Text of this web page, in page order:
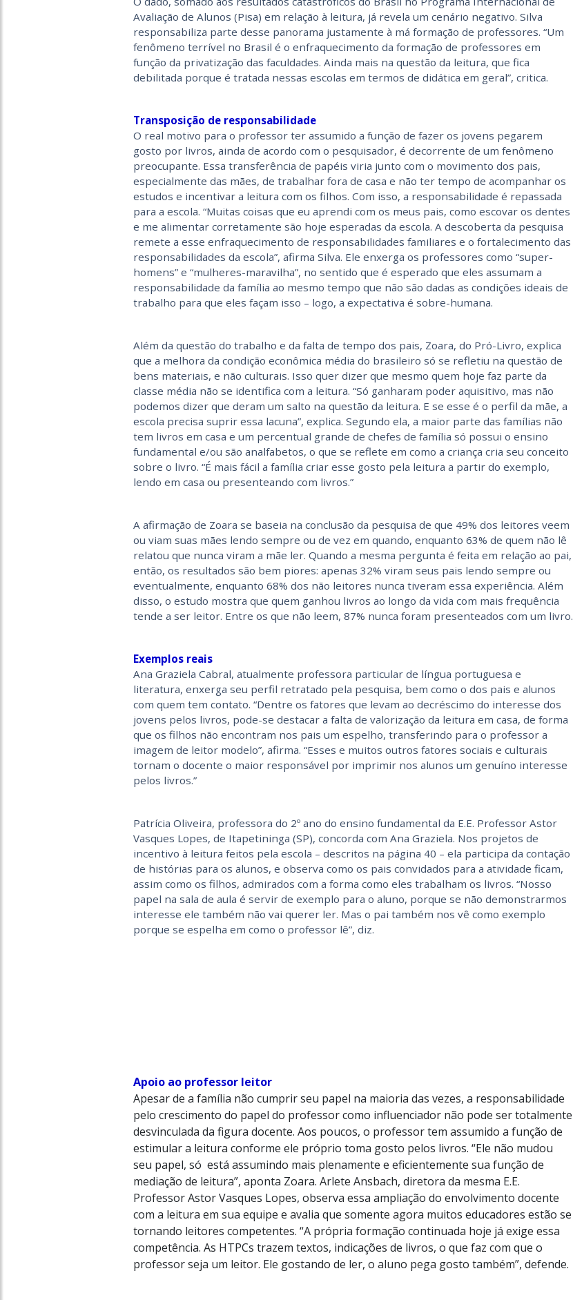
Avaliação de Alunos (Pisa) em relação à leitura, já revela um cenário negativo. Silva
responsabiliza parte desse panorama justamente à má formação de professores. “Um
fenômeno terrível no Brasil é o enfraquecimento da formação de professores em
função da privatização das faculdades. Ainda mais na questão da leitura, que fica
debilitada porque é tratada nessas escolas em termos de didática em geral”, critica.
Transposição de responsabilidade
O real motivo para o professor ter assumido a função de fazer os jovens pegarem
gosto por livros, ainda de acordo com o pesquisador, é decorrente de um fenômeno
preocupante. Essa transferência de papéis viria junto com o movimento dos pais,
especialmente das mães, de trabalhar fora de casa e não ter tempo de acompanhar os
estudos e incentivar a leitura com os filhos. Com isso, a responsabilidade é repassada
para a escola. “Muitas coisas que eu aprendi com os meus pais, como escovar os dentes
e me alimentar corretamente são hoje esperadas da escola. A descoberta da pesquisa
remete a esse enfraquecimento de responsabilidades familiares e o fortalecimento das
responsabilidades da escola”, afirma Silva. Ele enxerga os professores como “super-
homens” e “mulheres-maravilha”, no sentido que é esperado que eles assumam a
responsabilidade da família ao mesmo tempo que não são dadas as condições ideais de
trabalho para que eles façam isso – logo, a expectativa é sobre-humana.
Além da questão do trabalho e da falta de tempo dos pais, Zoara, do Pró-Livro, explica
que a melhora da condição econômica média do brasileiro só se refletiu na questão de
bens materiais, e não culturais. Isso quer dizer que mesmo quem hoje faz parte da
classe média não se identifica com a leitura. “Só ganharam poder aquisitivo, mas não
podemos dizer que deram um salto na questão da leitura. E se esse é o perfil da mãe, a
escola precisa suprir essa lacuna”, explica. Segundo ela, a maior parte das famílias não
tem livros em casa e um percentual grande de chefes de família só possui o ensino
fundamental e/ou são analfabetos, o que se reflete em como a criança cria seu conceito
sobre o livro. “É mais fácil a família criar esse gosto pela leitura a partir do exemplo,
lendo em casa ou presenteando com livros.”
A afirmação de Zoara se baseia na conclusão da pesquisa de que 49% dos leitores veem
ou viam suas mães lendo sempre ou de vez em quando, enquanto 63% de quem não lê
relatou que nunca viram a mãe ler. Quando a mesma pergunta é feita em relação ao pai,
então, os resultados são bem piores: apenas 32% viram seus pais lendo sempre ou
eventualmente, enquanto 68% dos não leitores nunca tiveram essa experiência. Além
disso, o estudo mostra que quem ganhou livros ao longo da vida com mais frequência
tende a ser leitor. Entre os que não leem, 87% nunca foram presenteados com um livro.
Exemplos reais
Ana Graziela Cabral, atualmente professora particular de língua portuguesa e
literatura, enxerga seu perfil retratado pela pesquisa, bem como o dos pais e alunos
com quem tem contato. “Dentre os fatores que levam ao decréscimo do interesse dos
jovens pelos livros, pode-se destacar a falta de valorização da leitura em casa, de forma
que os filhos não encontram nos pais um espelho, transferindo para o professor a
imagem de leitor modelo”, afirma. “Esses e muitos outros fatores sociais e culturais
tornam o docente o maior responsável por imprimir nos alunos um genuíno interesse
pelos livros.”
Patrícia Oliveira, professora do 2º ano do ensino fundamental da E.E. Professor Astor
Vasques Lopes, de Itapetininga (SP), concorda com Ana Graziela. Nos projetos de
incentivo à leitura feitos pela escola – descritos na página 40 – ela participa da contação
de histórias para os alunos, e observa como os pais convidados para a atividade ficam,
assim como os filhos, admirados com a forma como eles trabalham os livros. “Nosso
papel na sala de aula é servir de exemplo para o aluno, porque se não demonstrarmos
interesse ele também não vai querer ler. Mas o pai também nos vê como exemplo
porque se espelha em como o professor lê”, diz.
Apoio ao professor leitor
Apesar de a família não cumprir seu papel na maioria das vezes, a responsabilidade
pelo crescimento do papel do professor como influenciador não pode ser totalmente
desvinculada da figura docente. Aos poucos, o professor tem assumido a função de
estimular a leitura conforme ele próprio toma gosto pelos livros. “Ele não mudou
seu papel, só está assumindo mais plenamente e eficientemente sua função de
mediação de leitura”, aponta Zoara. Arlete Ansbach, diretora da mesma E.E.
Professor Astor Vasques Lopes, observa essa ampliação do envolvimento docente
com a leitura em sua equipe e avalia que somente agora muitos educadores estão se
tornando leitores competentes. “A própria formação continuada hoje já exige essa
competência. As HTPCs trazem textos, indicações de livros, o que faz com que o
professor seja um leitor. Ele gostando de ler, o aluno pega gosto também”, defende.